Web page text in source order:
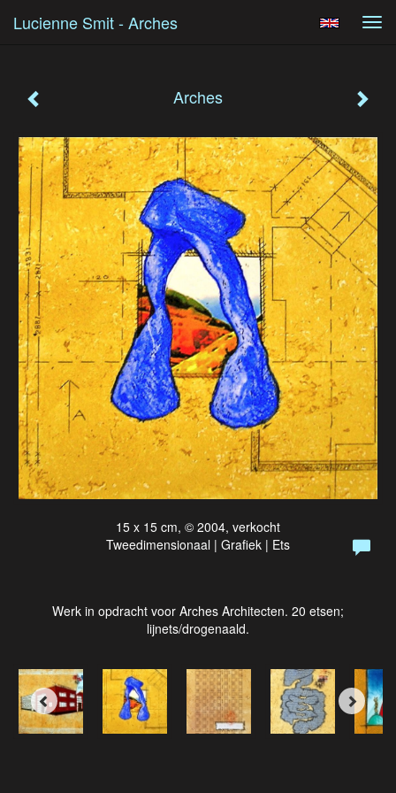
Lucienne Smit - Arches
Arches
15 x 15 cm, © 2004, verkocht
Tweedimensionaal | Grafiek | Ets
Werk in opdracht voor Arches Architecten. 20 etsen;
lijnets/drogenaald.